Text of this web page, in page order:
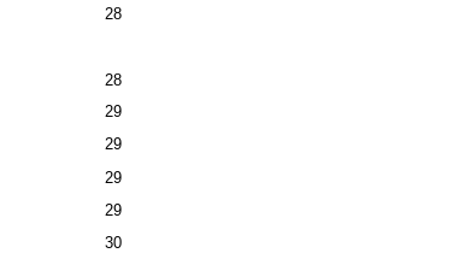
28
28
29
29
29
29
30